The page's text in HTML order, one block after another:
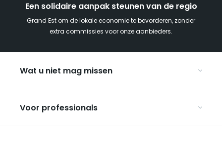
Een solidaire aanpak steunen van de regio
Grand Est om de lokale economie te bevorderen, zonder
extra commissies voor onze aanbieders.
Wat u niet mag missen
Met z’n tweeën
Kerst in Oost-Frankrijk
Voor professionals